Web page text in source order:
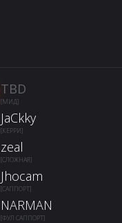
TBD
[МИД]
JaCkky
[КЕРРИ]
zeal
[СЛОЖНАЯ]
Jhocam
[САППОРТ]
NARMAN
[ФУЛ САППОРТ]